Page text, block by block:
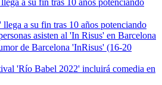
a su fin tras 10 años potenciando
de Barcelona 'InRisus' (16-20